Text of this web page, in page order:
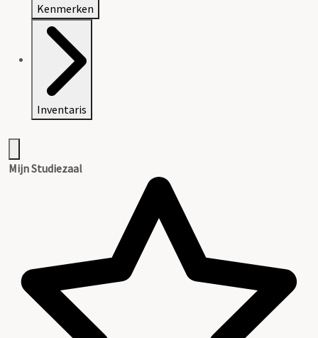
Kenmerken
Inventaris
Mijn Studiezaal